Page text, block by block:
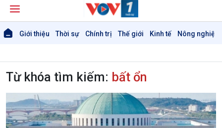
Giới thiệu Thời sự Chính trị Thế giới Kinh tế Nông nghiệp
Từ khóa tìm kiếm: bất ổn